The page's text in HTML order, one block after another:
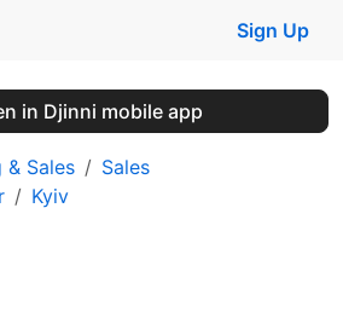
Sign Up
in Djinni mobile app
& Sales
Sales
Kyiv